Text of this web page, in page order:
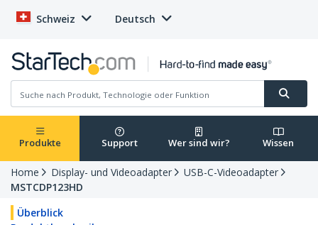
Schweiz Deutsch
Produkte Support Wer sind wir? Wissen
Home Display- und Videoadapter
USB-C-Videoadapter
MSTCDP123HD
Überblick